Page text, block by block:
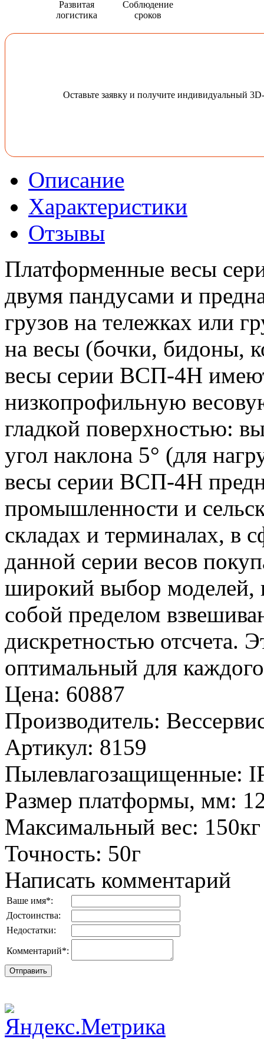
Развитая
логистика
Соблюдение
сроков
Оставьте заявку и получите индивидуальный
Описание
Характеристики
Отзывы
Платформенные весы
двумя пандусами и
грузов на тележках или
на весы (бочки, бидоны,
весы серии ВСП-4Н
низкопрофильную
гладкой поверхностью:
угол наклона 5° (для
весы серии ВСП-4Н
промышленности и
складах и терминалах, в
данной серии весов
широкий выбор моделей,
собой пределом
дискретностью отсчета.
оптимальный для
Цена: 60887
Производитель:
Артикул: 8159
Пылевлагозащищенные:
Размер платформы, мм:
Максимальный вес: 150кг
Точность: 50г
Написать комментарий
Ваше имя*:
Достоинства:
Недостатки:
Комментарий*: